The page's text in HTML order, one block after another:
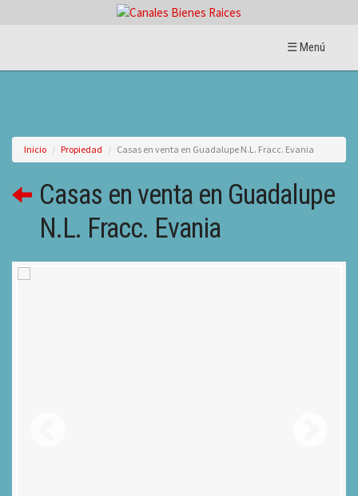
☰ Menú
Inicio Propiedad Casas en venta en Guadalupe N.L. Fracc. Evania
Casas en venta en Guadalupe
N.L. Fracc. Evania